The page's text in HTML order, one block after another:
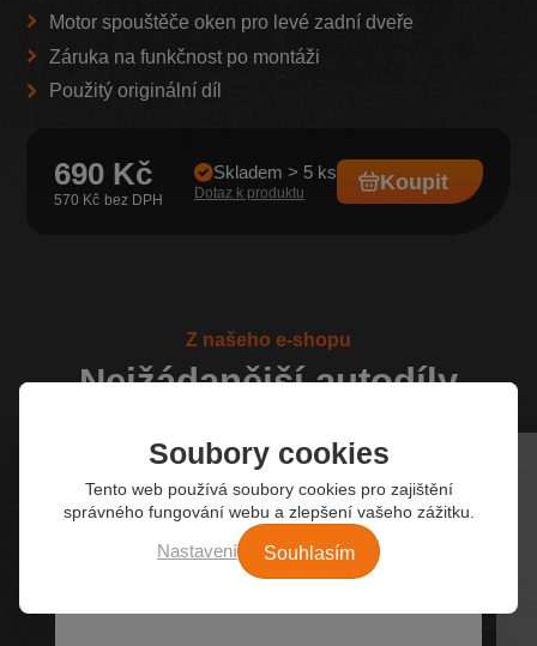
Motor spouštěče oken pro levé zadní dveře
Záruka na funkčnost po montáži
Použitý originální díl
690 Kč
570 Kč
Skladem > 5 ks
Dotaz k produktu Koupit
Z našeho e-shopu
Nejžádanější autodíly
Soubory cookies
Tento web používá soubory cookies pro zajištění
správného fungování webu a zlepšení vašeho zážitku.
Nastavení Souhlasím